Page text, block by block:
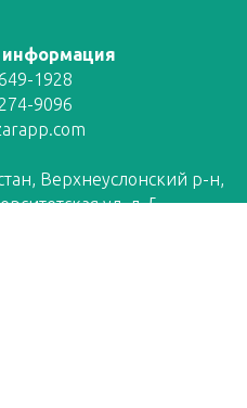
информация
1928
9096
Верхнеуслонский р-н,
ул, д. 5